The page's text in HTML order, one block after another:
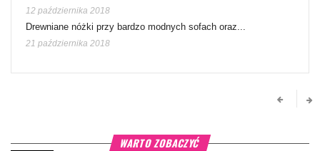
12 października 2018
Drewniane nóżki przy bardzo modnych sofach oraz...
21 października 2018
WARTO ZOBACZYĆ